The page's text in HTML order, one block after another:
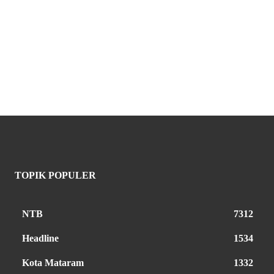
TOPIK POPULER
NTB 7312
Headline 1534
Kota Mataram 1332